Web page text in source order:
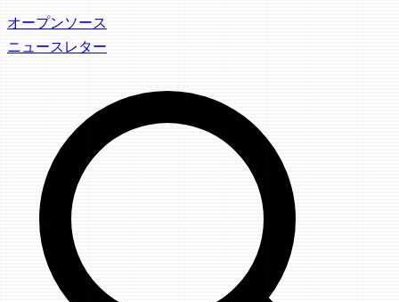
オープンソース
ニュースレター